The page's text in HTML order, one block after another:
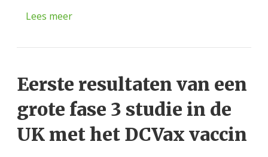
Lees meer
Eerste resultaten van een
grote fase 3 studie in de
UK met het DCVax vaccin